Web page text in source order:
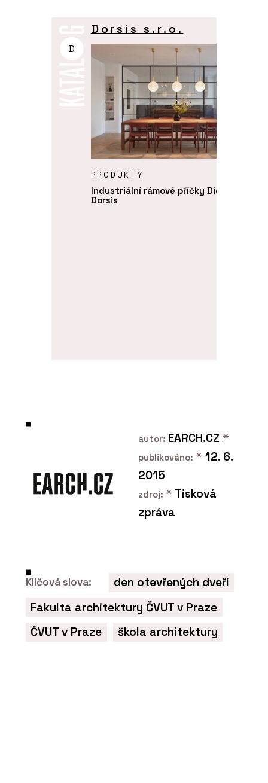
D
Dorsis s.r.o.
PRODUKTY
Industriální rámové příčky Digero -
Dorsis
autor: EARCH.CZ *
publikováno: * 12. 6.
2015
zdroj: * Tisková
zpráva
Klíčová slova:
den otevřených dveří
Fakulta architektury ČVUT v Praze
ČVUT v Praze
škola architektury